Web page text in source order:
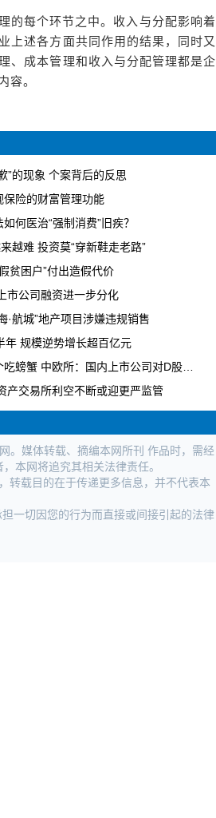
的每个环节之中。收入与分配影响着
上述各方面共同作用的结果，同时又
、成本管理和收入与分配管理都是企
容。
”的现象 个案背后的反思
保险的财富管理功能
何医治“强制消费”旧疾？
越难 投资莫“穿新鞋走老路”
贫困户”付出造假代价
市公司融资进一步分化
·航城”地产项目涉嫌违规销售
年 规模逆势增长超百亿元
中欧所：国内上市公司对D股关注度逐步升温
产交易所利空不断或迎更严监管
。媒体转载、摘编本网所刊 作品时，需经
本网将追究其相关法律责任。
转载目的在于传递更多信息，并不代表本
一切因您的行为而直接或间接引起的法律